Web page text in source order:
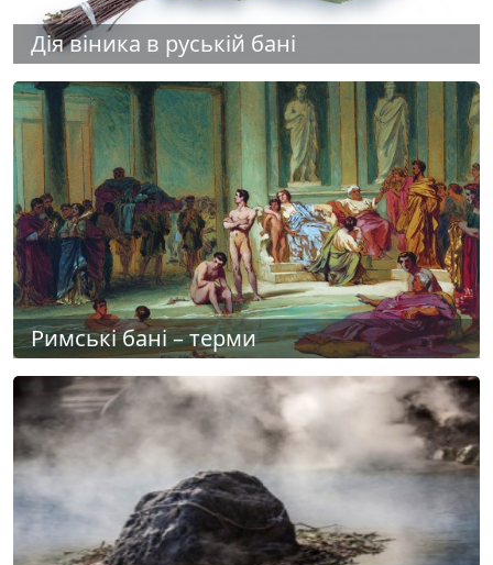
Дія віника в руській бані
Римські бані – терми